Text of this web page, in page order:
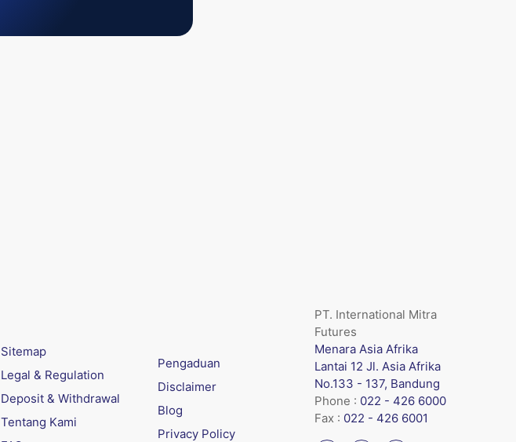
Sitemap
Legal & Regulation
Deposit & Withdrawal
Tentang Kami
Pengaduan
Disclaimer
Blog
Privacy Policy
PT. International Mitra
Futures
Menara Asia Afrika
Lantai 12 Jl. Asia Afrika
No.133 - 137, Bandung
Phone : 022 - 426 6000
Fax : 022 - 426 6001